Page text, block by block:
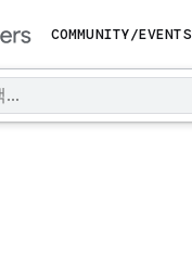
COMMUNITY/EVENTS